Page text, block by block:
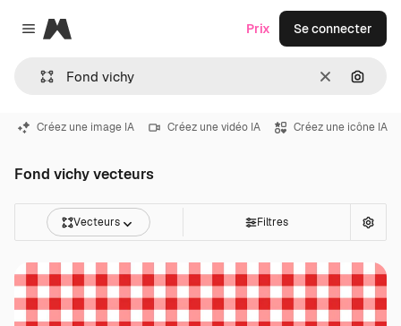
Close menu
Magnific
Effacer
Prix Se connecter
Créez une image IA Créez une vidéo IA Créez une icône IA
Fond vichy vecteurs
Vecteurs Filtres